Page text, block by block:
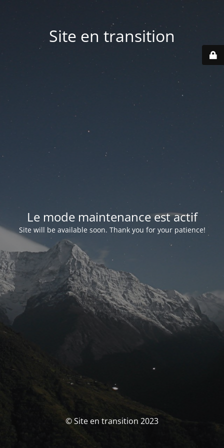
Site en transition
Le mode maintenance est actif
Site will be available soon. Thank you for your patience!
© Site en transition 2023